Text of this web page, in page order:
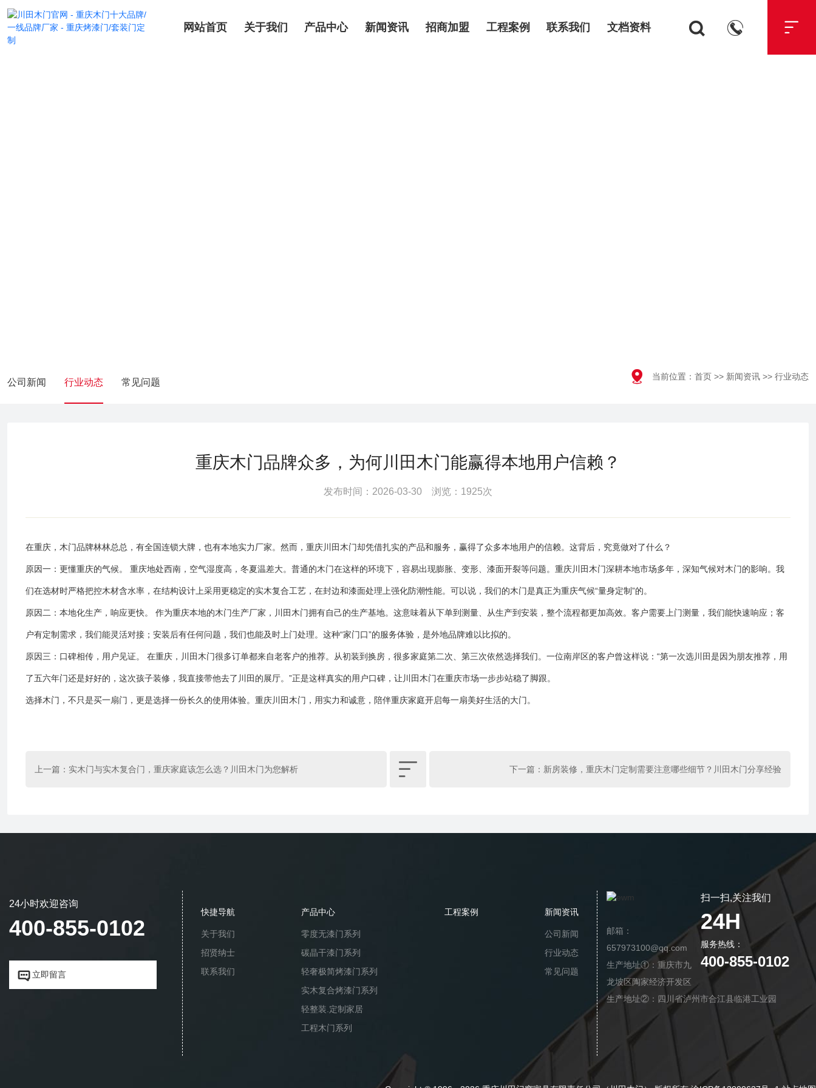
网站首页 关于我们 产品中心 新闻资讯 招商加盟 工程案例 联系我们 文档资料   
公司新闻 行业动态 常见问题  当前位置： 首页 >> 新闻资讯 >> 行业动态
重庆木门品牌众多，为何川田木门能赢得本地用户信赖？
发布时间：2026-03-30 浏览：1925次
在重庆，木门品牌林林总总，有全国连锁大牌，也有本地实力厂家。然而，重庆川田木门却凭借扎实的产品和服务，赢得了众多本地用户的信赖。这背后，究竟做对了什么？
原因一：更懂重庆的气候。 重庆地处西南，空气湿度高，冬夏温差大。普通的木门在这样的环境下，容易出现膨胀、变形、漆面开裂等问题。重庆川田木门深耕本地市场多年，深知气候对木门的影响。我
们在选材时严格把控木材含水率，在结构设计上采用更稳定的实木复合工艺，在封边和漆面处理上强化防潮性能。可以说，我们的木门是真正为重庆气候“量身定制”的。
原因二：本地化生产，响应更快。 作为重庆本地的木门生产厂家，川田木门拥有自己的生产基地。这意味着从下单到测量、从生产到安装，整个流程都更加高效。客户需要上门测量，我们能快速响应；客
户有定制需求，我们能灵活对接；安装后有任何问题，我们也能及时上门处理。这种“家门口”的服务体验，是外地品牌难以比拟的。
原因三：口碑相传，用户见证。 在重庆，川田木门很多订单都来自老客户的推荐。从初装到换房，很多家庭第二次、第三次依然选择我们。一位南岸区的客户曾这样说：“第一次选川田是因为朋友推荐，用
了五六年门还是好好的，这次孩子装修，我直接带他去了川田的展厅。”正是这样真实的用户口碑，让川田木门在重庆市场一步步站稳了脚跟。
选择木门，不只是买一扇门，更是选择一份长久的使用体验。重庆川田木门，用实力和诚意，陪伴重庆家庭开启每一扇美好生活的大门。
上一篇： 实木门与实木复合门，重庆家庭该怎么选？川田木门为您解析  下一篇： 新房装修，重庆木门定制需要注意哪些细节？川田木门分享经验
24小时欢迎咨询
400-855-0102
 立即留言
快捷导航
关于我们
招贤纳士
联系我们
产品中心
零度无漆门系列
碳晶干漆门系列
轻奢极简烤漆门系列
实木复合烤漆门系列
轻整装.定制家居
工程木门系列
工程案例 新闻资讯
公司新闻
行业动态
常见问题
扫一扫,关注我们
24H
服务热线：
400-855-0102
邮箱：
657973100@qq.com
生产地址①：重庆市九
龙坡区陶家经济开发区
生产地址②：四川省泸州市合江县临港工业园